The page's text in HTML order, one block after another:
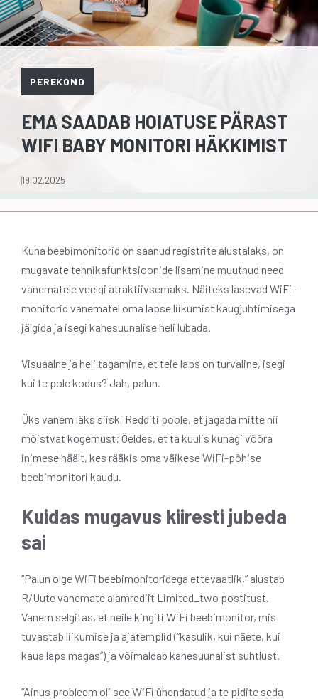
PEREKOND
EMA SAADAB HOIATUSE PÄRAST
WIFI BABY MONITORI HÄKKIMIST
19.02.2025
Kuna beebimonitorid on saanud registrite alustalaks, on
mugavate tehnikafunktsioonide lisamine muutnud need
vanematele veelgi atraktiivsemaks. Näiteks lasevad WiFi-
monitorid vanematel oma lapse liikumist kaugjuhtimisega
jälgida ja isegi kahesuunalise heli lubada.
Visuaalne ja heli tagamine, et teie laps on turvaline, isegi
kui te pole kodus? Jah, palun.
Üks vanem läks siiski Redditi poole, et jagada mitte nii
mõistvat kogemust; Öeldes, et ta kuulis kunagi võõra
inimese häält, kes rääkis oma väikese WiFi-põhise
beebimonitori kaudu.
Kuidas mugavus kiiresti jubeda
sai
“Palun olge WiFi beebimonitoridega ettevaatlik,” alustab
R/Uute vanemate alamrediit Limited_two postitust.
Vanem selgitas, et neile kingiti WiFi beebimonitor, mis
tuvastab liikumise ja ajatemplid (“kasulik, kui näete, kui
kaua laps magas”) ja võimaldab kahesuunalist suhtlust.
“Ainus probleem oli see WiFi ühendatud ja te pidite seda